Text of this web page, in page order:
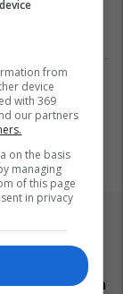
të ri
- Lufta po
dhe në Lindjen
from
device
with 369
our partners
on the basis
managing
of this page
in privacy